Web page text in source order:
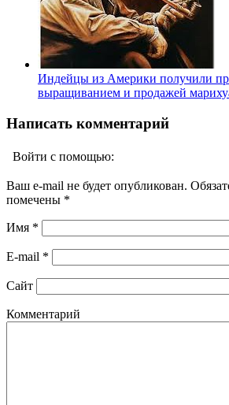
Индейцы из Америки получили
выращиванием и продажей
Написать комментарий
Войти с помощью:
Ваш e-mail не будет опубликован.
помечены *
Имя *
E-mail *
Сайт
Комментарий